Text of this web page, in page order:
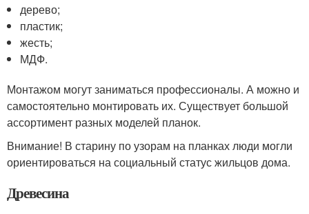
дерево;
пластик;
жесть;
МДФ.
Монтажом могут заниматься профессионалы. А можно и
самостоятельно монтировать их. Существует большой
ассортимент разных моделей планок.
Внимание! В старину по узорам на планках люди могли
ориентироваться на социальный статус жильцов дома.
Древесина